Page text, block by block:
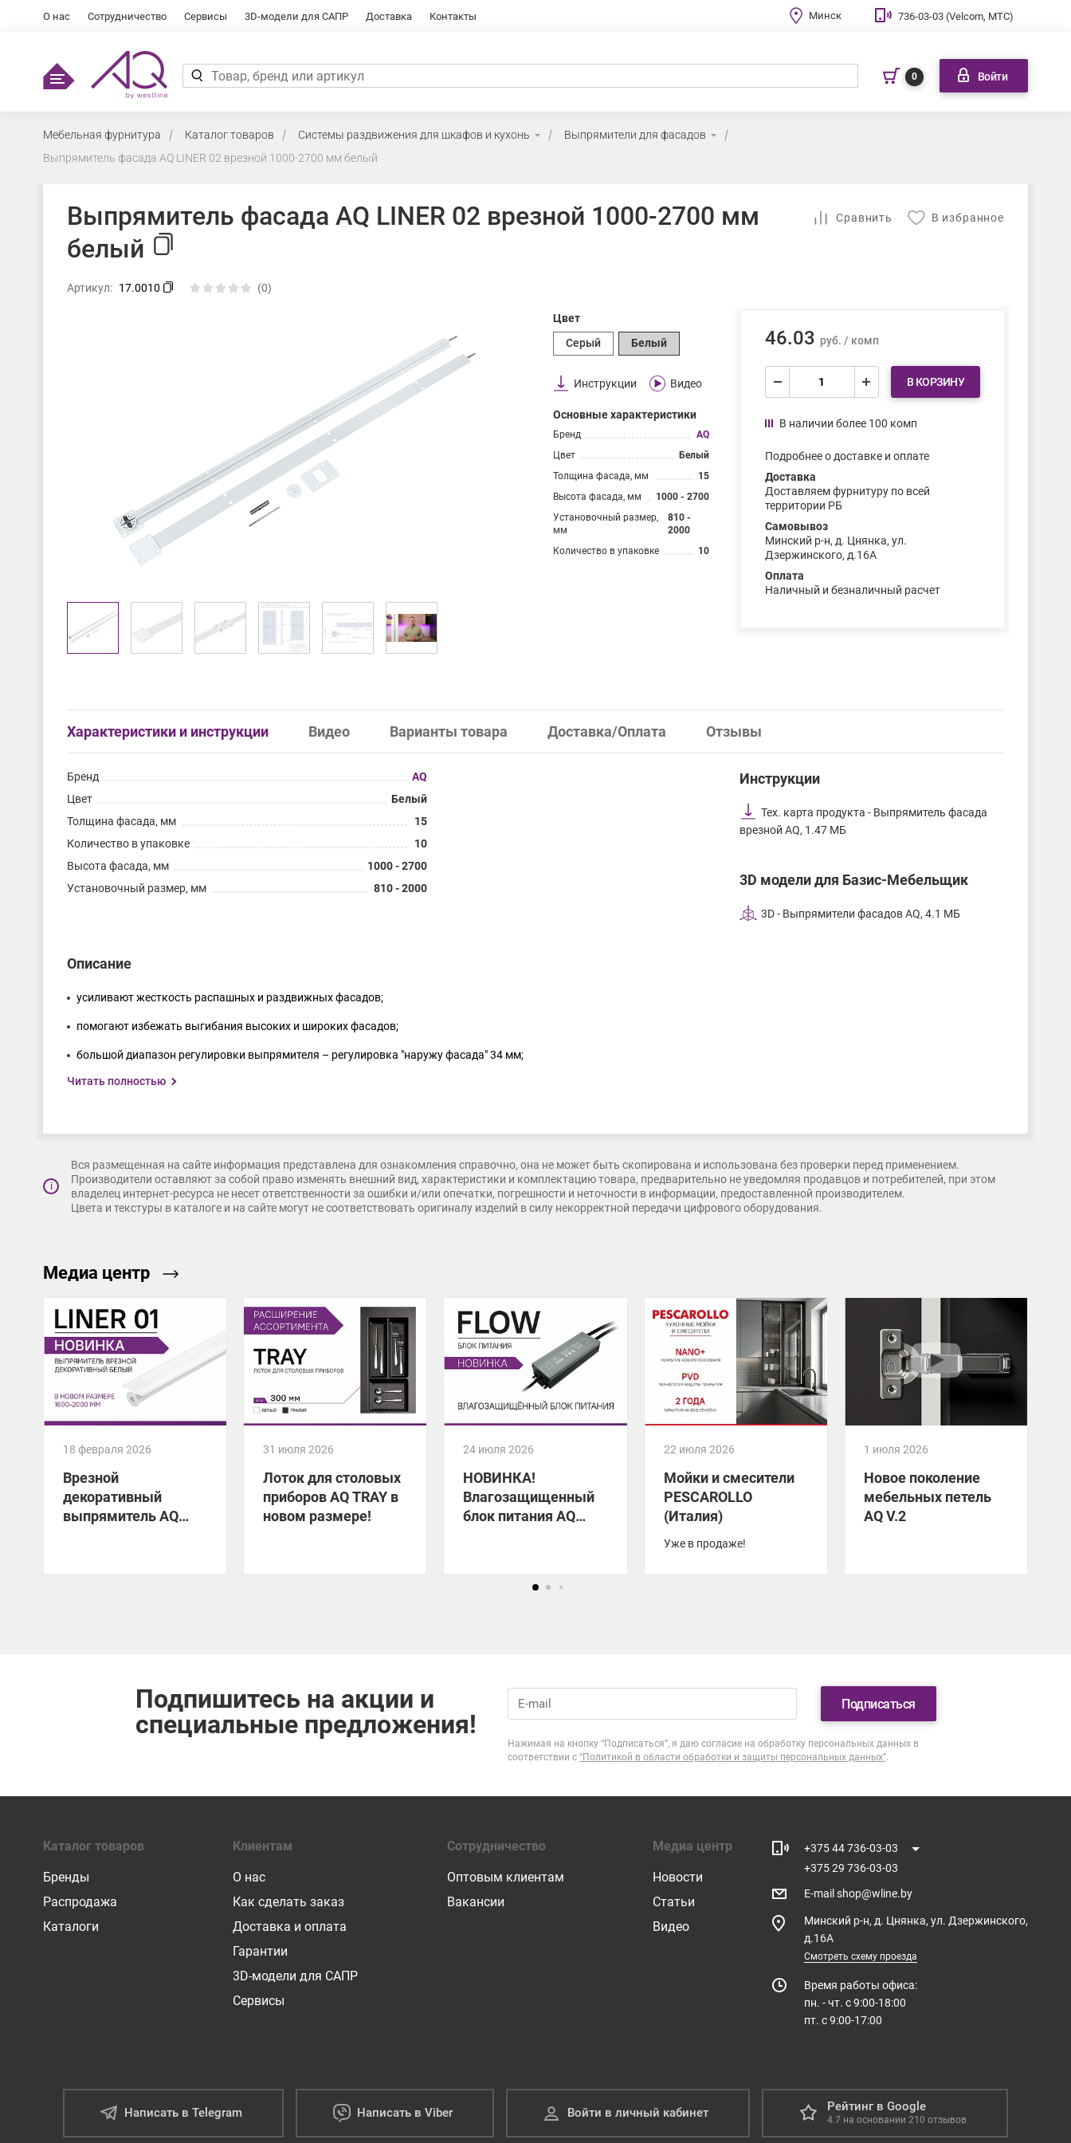
О нас Сотрудничество Сервисы 3D-модели для САПР Доставка Контакты Минск 736-03-03 (Velcom, МТС)
0 Войти
Мебельная фурнитура Каталог товаров Системы раздвижения для шкафов и кухонь
Выпрямители для фасадов
Выпрямитель фасада AQ LINER 02 врезной 1000-2700 мм белый
Выпрямитель фасада AQ LINER 02 врезной 1000-2700 мм
белый
Артикул: 17.0010 (0)
В избранное
Cравнить
Цвет
Серый
Белый
Инструкции Видео
Основные характеристики
Бренд
AQ
Цвет
Белый
Толщина фасада, мм
15
Высота фасада, мм
1000 - 2700
Установочный размер,
мм
810 -
2000
Количество в упаковке
10
46.03 руб. / комп
В КОРЗИНУ
В наличии более 100 комп
Подробнее о доставке и оплате
Доставка
Доставляем фурнитуру по всей
территории РБ
Самовывоз
Минский р-н, д. Цнянка, ул.
Дзержинского, д.16А
Оплата
Наличный и безналичный расчет
Характеристики и инструкции Видео Варианты товара Доставка/Оплата Отзывы
Бренд
AQ
Цвет
Белый
Толщина фасада, мм
15
Количество в упаковке
10
Высота фасада, мм
1000 - 2700
Установочный размер, мм
810 - 2000
Инструкции
Тех. карта продукта - Выпрямитель фасада
врезной AQ, 1.47 МБ
3D модели для Базис-Мебельщик
3D - Выпрямители фасадов AQ, 4.1 МБ
Описание
усиливают жесткость распашных и раздвижных фасадов;
помогают избежать выгибания высоких и широких фасадов;
большой диапазон регулировки выпрямителя – регулировка "наружу фасада" 34 мм;
удобный монтаж - может крепиться саморезами по всей высоте (без необходимости докупать фиксирующие пластины);
привлекательная цена.
Читать полностью
i
Вся размещенная на сайте информация представлена для ознакомления справочно, она не может быть скопирована и использована без проверки перед применением.
Производители оставляют за собой право изменять внешний вид, характеристики и комплектацию товара, предварительно не уведомляя продавцов и потребителей, при этом
владелец интернет-ресурса не несет ответственности за ошибки и/или опечатки, погрешности и неточности в информации, предоставленной производителем.
Цвета и текстуры в каталоге и на сайте могут не соответствовать оригиналу изделий в силу некорректной передачи цифрового оборудования.
Медиа центр
18 февраля 2026
Врезной
декоративный
выпрямитель AQ
31 июля 2026
Лоток для столовых
приборов AQ TRAY в
новом размере!
24 июля 2026
НОВИНКА!
Влагозащищенный
блок питания AQ
22 июля 2026
Мойки и смесители
PESCAROLLO
(Италия)
Уже в продаже!
1 июля 2026
Новое поколение
мебельных петель
AQ V.2
Подпишитесь на акции и
специальные предложения!
Подписаться
Нажимая на кнопку “Подписаться”, я даю согласие на обработку персональных данных в
соответствии с “Политикой в области обработки и защиты персональных данных”.
Каталог товаров
Бренды
Распродажа
Каталоги
Клиентам
О нас
Как сделать заказ
Доставка и оплата
Гарантии
3D-модели для САПР
Сервисы
Сотрудничество
Оптовым клиентам
Вакансии
Медиа центр
Новости
Статьи
Видео
+375 44 736-03-03
+375 29 736-03-03
E-mail shop@wline.by
Минский р-н, д. Цнянка, ул. Дзержинского,
д.16А
Смотреть схему проезда
Время работы офиса:
пн. - чт. с 9:00-18:00
пт. с 9:00-17:00
Написать в Telegram Написать в Viber Войти в личный кабинет Рейтинг в Google
4.7 на основании 210 отзывов